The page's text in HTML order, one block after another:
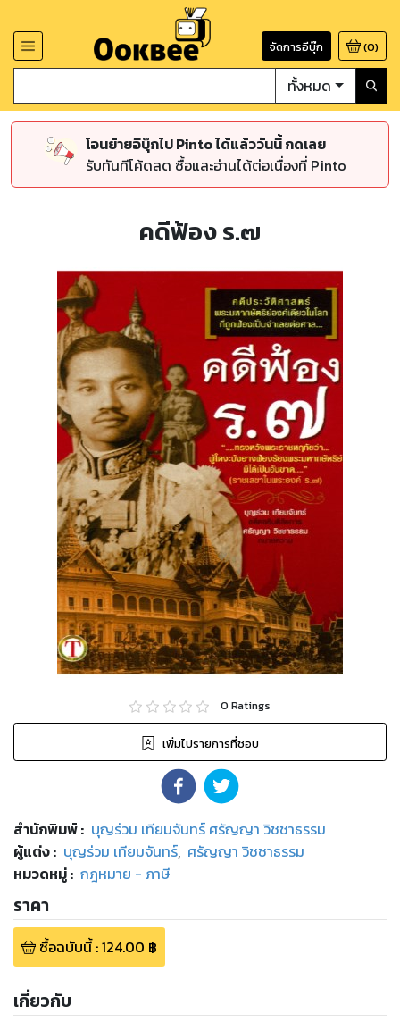
จัดการอีบุ๊ก (0)
ทั้งหมด
โอนย้ายอีบุ๊กไป Pinto ได้แล้ววันนี้ กดเลย
รับทันทีโค้ดลด ซื้อและอ่านได้ต่อเนื่องที่ Pinto
คดีฟ้อง ร.๗
0 Ratings
เพิ่มไปรายการที่ชอบ
สำนักพิมพ์: บุญร่วม เทียมจันทร์ ศรัญญา วิชชาธรรม
ผู้แต่ง : บุญร่วม เทียมจันทร์, ศรัญญา วิชชาธรรม
หมวดหมู่: กฎหมาย - ภาษี
ราคา
ซื้อฉบับนี้:124.00 ฿
เกี่ยวกับ